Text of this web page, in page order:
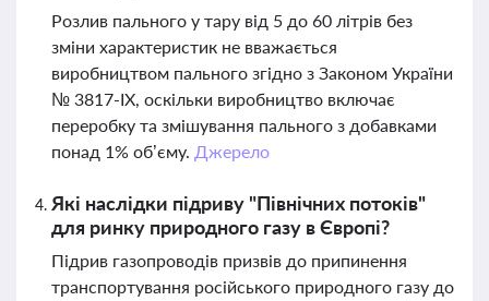
Розлив пального у тару від 5 до 60 літрів без
зміни характеристик не вважається
виробництвом пального згідно з Законом України
№ 3817-ІХ, оскільки виробництво включає
переробку та змішування пального з добавками
понад 1% об’єму. Джерело
Які наслідки підриву "Північних потоків"
для ринку природного газу в Європі?
Підрив газопроводів призвів до припинення
транспортування російського природного газу до